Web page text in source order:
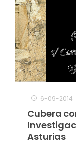
6-09-2014
Cubera
Asturias